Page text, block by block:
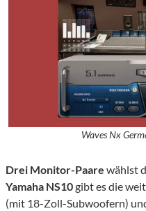
Waves Nx
Drei Monitor-Paare wählst
Yamaha NS10gibt es die
(mit 18-Zoll-Subwoofern)